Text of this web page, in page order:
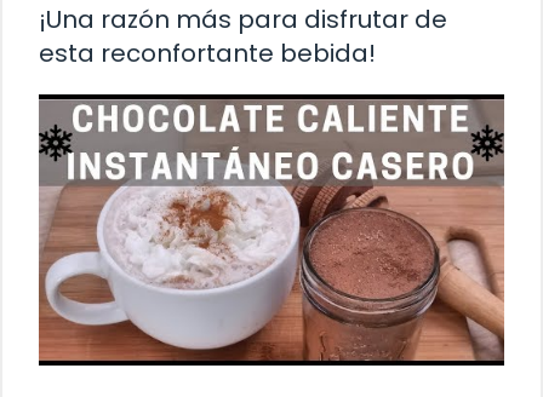
¡Una razón más para disfrutar de
esta reconfortante bebida!